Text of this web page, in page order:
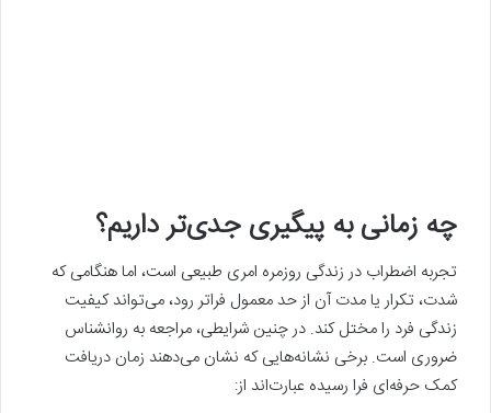
چه زمانی به پیگیری جدی‌تر داریم؟
تجربه اضطراب در زندگی روزمره امری طبیعی است، اما هنگامی که
شدت، تکرار یا مدت آن از حد معمول فراتر رود، می‌تواند کیفیت
زندگی فرد را مختل کند. در چنین شرایطی، مراجعه به روانشناس
ضروری است. برخی نشانه‌هایی که نشان می‌دهند زمان دریافت
کمک حرفه‌ای فرا رسیده عبارت‌اند از: